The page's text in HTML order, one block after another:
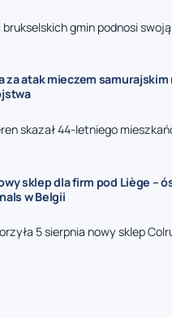
gmin podnosi
za atak mieczem samurajskim
skazał 44-letniego
sklep dla firm pod Liège –
w Belgii
5 sierpnia nowy sklep